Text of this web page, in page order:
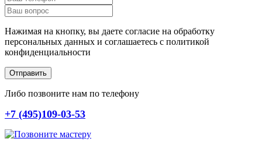
Нажимая на кнопку, вы даете согласие на обработку
персональных данных и соглашаетесь c политикой
конфиденциальности
Отправить
Либо позвоните нам по телефону
+7 (495)109-03-53